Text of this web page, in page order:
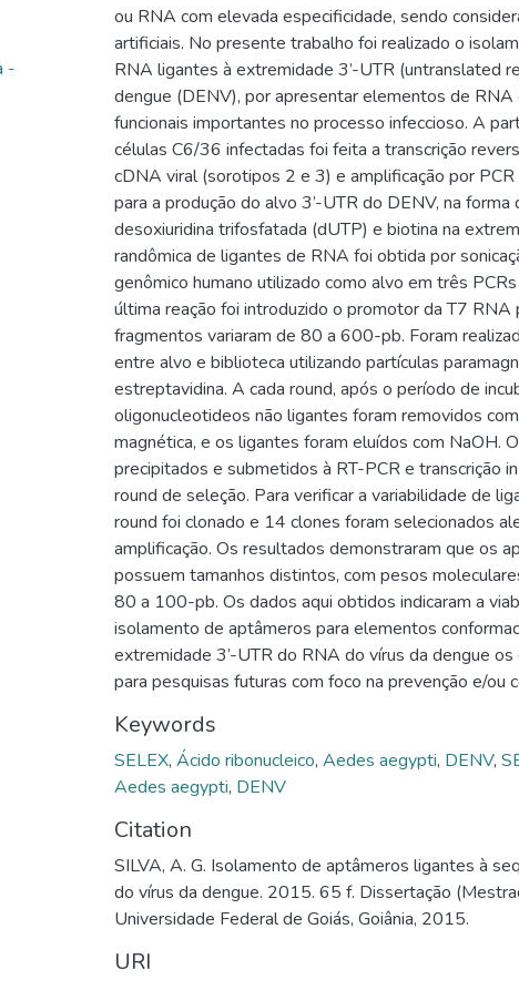
-
ou RNA com elevada especificidade, sendo
artificiais. No presente trabalho foi realizado o
RNA ligantes à extremidade 3’-UTR (untranslated
dengue (DENV), por apresentar elementos de RNA
funcionais importantes no processo infeccioso. A
células C6/36 infectadas foi feita a transcrição
cDNA viral (sorotipos 2 e 3) e amplificação por
para a produção do alvo 3’-UTR do DENV, na
desoxiuridina trifosfatada (dUTP) e biotina na
randômica de ligantes de RNA foi obtida por
genômico humano utilizado como alvo em três
última reação foi introduzido o promotor da T7 RNA
fragmentos variaram de 80 a 600-pb. Foram
entre alvo e biblioteca utilizando partículas
estreptavidina. A cada round, após o período de
oligonucleotideos não ligantes foram removidos
magnética, e os ligantes foram eluídos com NaOH.
precipitados e submetidos à RT-PCR e transcrição
round de seleção. Para verificar a variabilidade de
round foi clonado e 14 clones foram selecionados
amplificação. Os resultados demonstraram que os
possuem tamanhos distintos, com pesos
80 a 100-pb. Os dados aqui obtidos indicaram a
isolamento de aptâmeros para elementos
extremidade 3’-UTR do RNA do vírus da dengue
para pesquisas futuras com foco na prevenção e/ou
Keywords
SELEX, Ácido ribonucleico, Aedes aegypti, DENV,
Aedes aegypti, DENV
Citation
SILVA, A. G. Isolamento de aptâmeros ligantes à
do vírus da dengue. 2015. 65 f. Dissertação
Universidade Federal de Goiás, Goiânia, 2015.
URI